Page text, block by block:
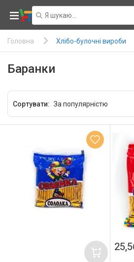
Головна Хлібо-булочні вироби
Баранки
Сортувати: